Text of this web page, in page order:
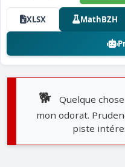
XLSX MathBZH
🐕 Quelque
mon odorat.
piste